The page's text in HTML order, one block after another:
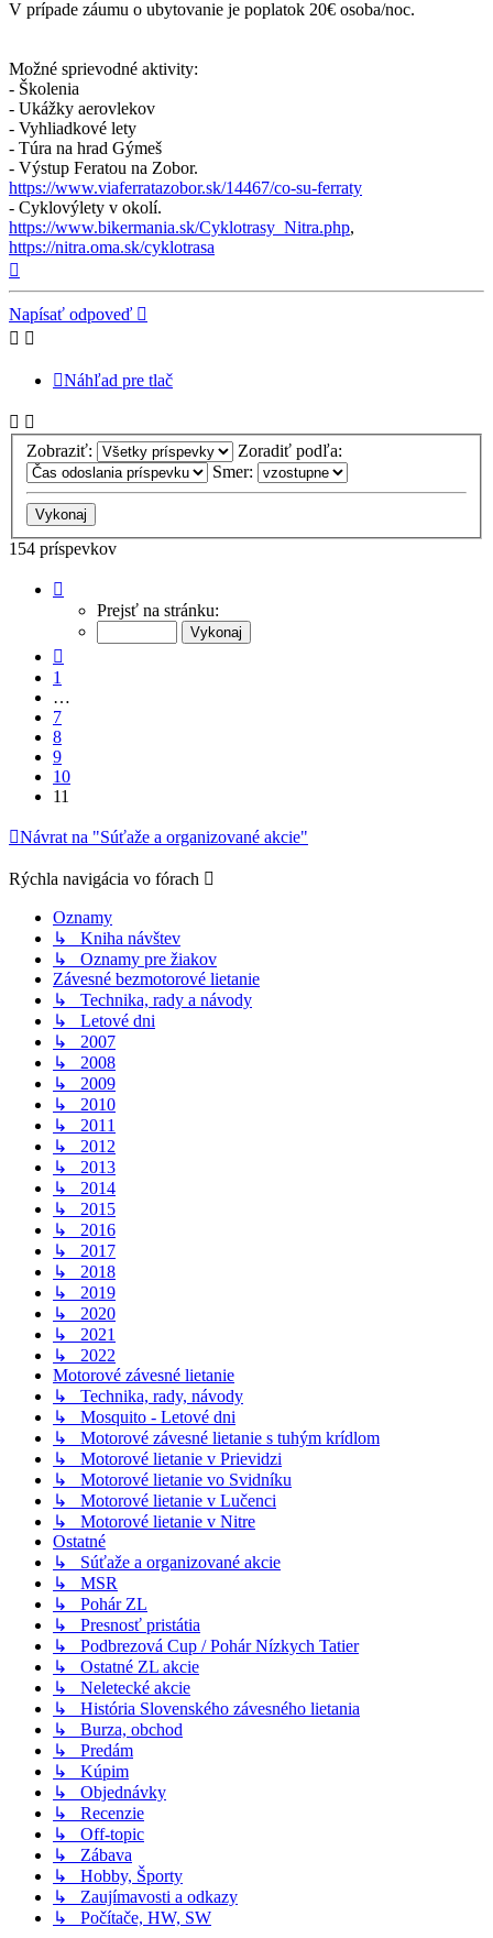
V prípade záumu o ubytovanie je poplatok 20€ osoba/noc.
Možné sprievodné aktivity:
- Školenia
- Ukážky aerovlekov
- Vyhliadkové lety
- Túra na hrad Gýmeš
- Výstup Feratou na Zobor.
https://www.viaferratazobor.sk/14467/co-su-ferraty
- Cyklovýlety v okolí.
https://www.bikermania.sk/Cyklotrasy_Nitra.php,
https://nitra.oma.sk/cyklotrasa
Napísať odpoveď
Náhľad pre tlač
Zobraziť:
Zoradiť podľa:
Smer:
154 príspevkov
Prejsť na stránku:
1
…
7
8
9
10
11
Návrat na "Súťaže a organizované akcie"
Rýchla navigácia vo fórach
Oznamy
↳ Kniha návštev
↳ Oznamy pre žiakov
Závesné bezmotorové lietanie
↳ Technika, rady a návody
↳ Letové dni
↳ 2007
↳ 2008
↳ 2009
↳ 2010
↳ 2011
↳ 2012
↳ 2013
↳ 2014
↳ 2015
↳ 2016
↳ 2017
↳ 2018
↳ 2019
↳ 2020
↳ 2021
↳ 2022
Motorové závesné lietanie
↳ Technika, rady, návody
↳ Mosquito - Letové dni
↳ Motorové závesné lietanie s tuhým krídlom
↳ Motorové lietanie v Prievidzi
↳ Motorové lietanie vo Svidníku
↳ Motorové lietanie v Lučenci
↳ Motorové lietanie v Nitre
Ostatné
↳ Súťaže a organizované akcie
↳ MSR
↳ Pohár ZL
↳ Presnosť pristátia
↳ Podbrezová Cup / Pohár Nízkych Tatier
↳ Ostatné ZL akcie
↳ Neletecké akcie
↳ História Slovenského závesného lietania
↳ Burza, obchod
↳ Predám
↳ Kúpim
↳ Objednávky
↳ Recenzie
↳ Off-topic
↳ Zábava
↳ Hobby, Športy
↳ Zaujímavosti a odkazy
↳ Počítače, HW, SW